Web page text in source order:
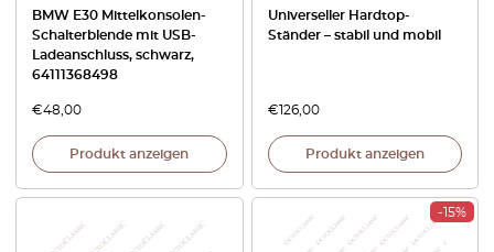
BMW E30 Mittelkonsolen-
Schalterblende mit USB-
Ladeanschluss, schwarz,
64111368498
€48,00
Produkt anzeigen
Universeller Hardtop-
Ständer – stabil und mobil
€126,00
Produkt anzeigen
-15%